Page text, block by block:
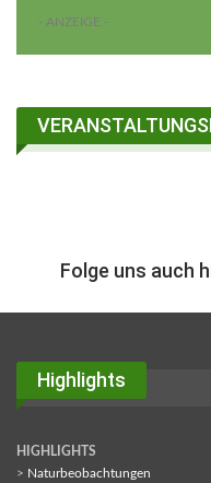
- ANZEIGE -
Folge uns auch
Highlights
HIGHLIGHTS
> Naturbeobachtungen